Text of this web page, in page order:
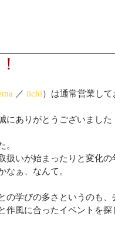
／ iichi）は通常営業して
ありがとうございました
。
扱いが始まったりと変化の
なぁ、なんて。
の学びの多さというのも、
作風に合ったイベントを探